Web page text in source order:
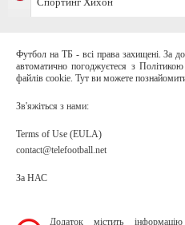
Футбол на ТБ - всі права захищені. За
автоматично погоджуєтеся з
файлів cookie. Тут ви можете
Зв'яжіться з нами:
Terms of Use (EULA)
contact@telefootball.net
За НАС
Додаток містить